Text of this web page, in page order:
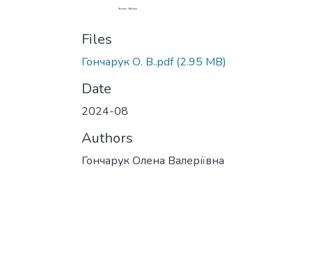
Files
Гончарук О. В..pdf(2.95 MB)
Date
2024-08
Authors
Гончарук Олена Валеріївна